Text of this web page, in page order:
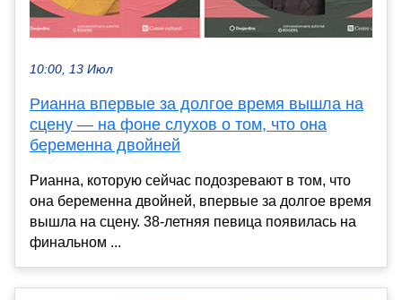
10:00, 13 Июл
Рианна впервые за долгое время вышла на
сцену — на фоне слухов о том, что она
беременна двойней
Рианна, которую сейчас подозревают в том, что
она беременна двойней, впервые за долгое время
вышла на сцену. 38-летняя певица появилась на
финальном ...